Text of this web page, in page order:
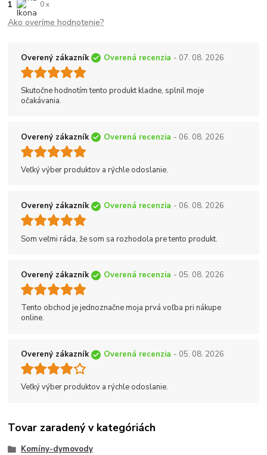
1 0 x
Ako overíme hodnotenie?
Overený zákazník Overená recenzia - 07. 08. 2026
Skutočne hodnotím tento produkt kladne, splnil moje
očakávania.
Overený zákazník Overená recenzia - 06. 08. 2026
Veľký výber produktov a rýchle odoslanie.
Overený zákazník Overená recenzia - 06. 08. 2026
Som veľmi ráda, že som sa rozhodola pre tento produkt.
Overený zákazník Overená recenzia - 05. 08. 2026
Tento obchod je jednoznačne moja prvá voľba pri nákupe
online.
Overený zákazník Overená recenzia - 05. 08. 2026
Veľký výber produktov a rýchle odoslanie.
Tovar zaradený v kategóriách
Komíny-dymovody